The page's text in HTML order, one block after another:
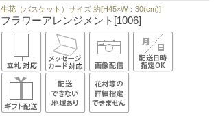
生花（バスケット）サイズ 約[H45×W：30(cm)]
フラワーアレンジメント[1006]